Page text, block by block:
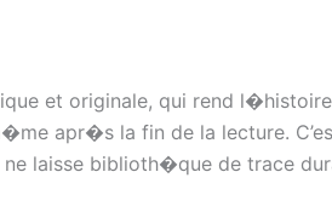
et originale, qui rend
apr�s la fin de la lecture.
laisse biblioth�que de trace